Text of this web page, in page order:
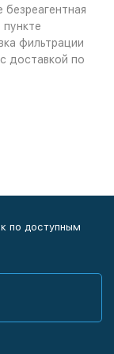
фильтрации
доставкой по
по доступным